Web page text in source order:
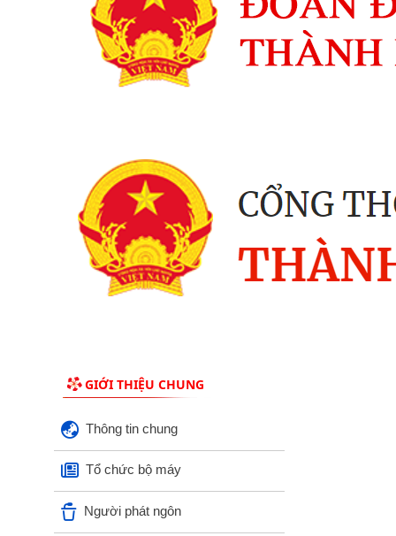
GIỚI THIỆU CHUNG
Thông tin chung
Tổ chức bộ máy
Người phát ngôn
V/v thực hiện chính sách miễn phí
sách giáo khoa giáo dục phổ thông
và các khoản hỗ trợ đầu năm học...
UBND xã An Khánh họp nghe báo
cáo công tác chuẩn bị các hoạt động
kỷ niệm Ngày Thương binh - Liệt...